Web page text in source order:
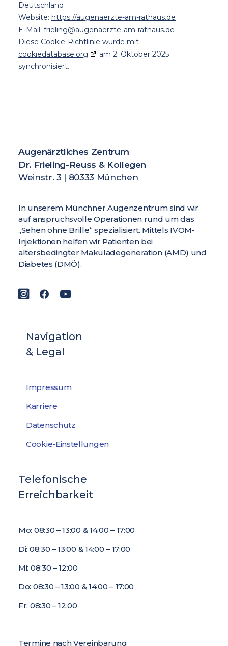
Deutschland
Website: https://augenaerzte-am-rathaus.de
E-Mail: frieling@augenaerzte-am-rathaus.de
Diese Cookie-Richtlinie wurde mit
cookiedatabase.org
am 2. Oktober 2025
synchronisiert.
Augenärztliches Zentrum
Dr. Frieling-Reuss & Kollegen
Weinstr. 3 | 80333 München
In unserem Münchner Augenzentrum sind wir
auf anspruchsvolle Operationen rund um das
„Sehen ohne Brille“ spezialisiert. Mittels IVOM-
Injektionen helfen wir Patienten bei
altersbedingter Makuladegeneration (AMD) und
Diabetes (DMÖ).
Navigation
& Legal
Impressum
Karriere
Datenschutz
Cookie-Einstellungen
Telefonische
Erreichbarkeit
Mo: 08:30 – 13:00 & 14:00 – 17:00
Di: 08:30 – 13:00 & 14:00 – 17:00
Mi: 08:30 – 12:00
Do: 08:30 – 13:00 & 14:00 – 17:00
Fr: 08:30 – 12:00
Termine nach Vereinbarung